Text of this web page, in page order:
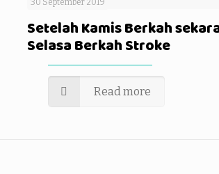
30 September 2019
Setelah Kamis Berkah
Selasa Berkah Stroke
Read more